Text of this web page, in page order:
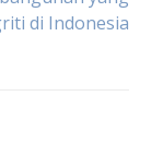
di Indonesia